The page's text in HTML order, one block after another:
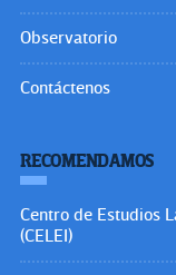
Observatorio
Contáctenos
RECOMENDAMOS
Centro de Estudios
(CELEI)